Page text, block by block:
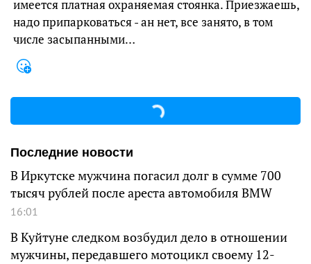
имеется платная охраняемая стоянка. Приезжаешь,
надо припарковаться - ан нет, все занято, в том
числе засыпанными…
Последние новости
В Иркутске мужчина погасил долг в сумме 700
тысяч рублей после ареста автомобиля BMW
16:01
В Куйтуне следком возбудил дело в отношении
мужчины, передавшего мотоцикл своему 12-